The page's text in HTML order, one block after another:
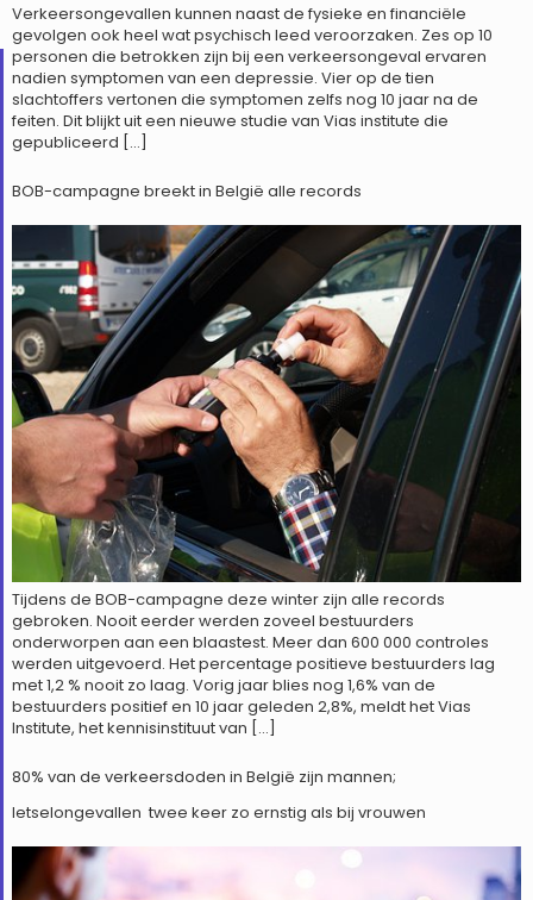
Verkeersongevallen kunnen naast de fysieke en financiële
gevolgen ook heel wat psychisch leed veroorzaken. Zes op 10
personen die betrokken zijn bij een verkeersongeval ervaren
nadien symptomen van een depressie. Vier op de tien
slachtoffers vertonen die symptomen zelfs nog 10 jaar na de
feiten. Dit blijkt uit een nieuwe studie van Vias institute die
gepubliceerd […]
BOB-campagne breekt in België alle records
Tijdens de BOB-campagne deze winter zijn alle records
gebroken. Nooit eerder werden zoveel bestuurders
onderworpen aan een blaastest. Meer dan 600 000 controles
werden uitgevoerd. Het percentage positieve bestuurders lag
met 1,2 % nooit zo laag. Vorig jaar blies nog 1,6% van de
bestuurders positief en 10 jaar geleden 2,8%, meldt het Vias
Institute, het kennisinstituut van […]
80% van de verkeersdoden in België zijn mannen;
letselongevallen twee keer zo ernstig als bij vrouwen